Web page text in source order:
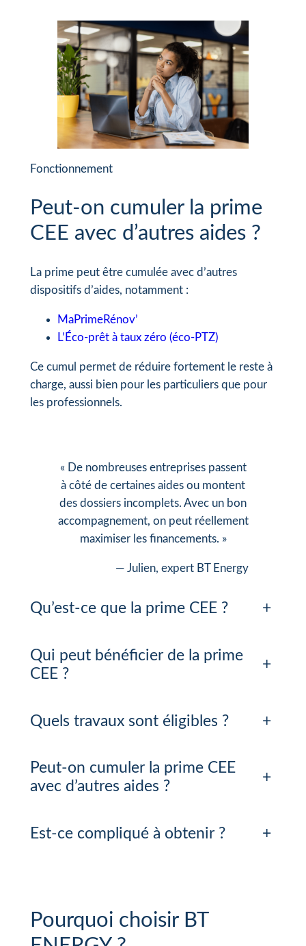
Fonctionnement
Peut-on cumuler la prime
CEE avec d’autres aides ?
La prime peut être cumulée avec d’autres
dispositifs d’aides, notamment :
MaPrimeRénov’
L’Éco-prêt à taux zéro (éco-PTZ)
Ce cumul permet de réduire fortement le reste à
charge, aussi bien pour les particuliers que pour
les professionnels.
« De nombreuses entreprises passent
à côté de certaines aides ou montent
des dossiers incomplets. Avec un bon
accompagnement, on peut réellement
maximiser les financements. »
— Julien, expert BT Energy
Qu’est-ce que la prime CEE ? +
Qui peut bénéficier de la prime
CEE ?
+
Quels travaux sont éligibles ? +
Peut-on cumuler la prime CEE
avec d’autres aides ?
+
Est-ce compliqué à obtenir ? +
Pourquoi choisir BT